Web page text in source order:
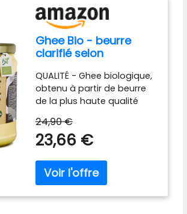
Ghee Bio - beurre
clarifié selon
ayurvédique -
uniquement à partir
du lait de vaches au
pâturage -
extrêmement
digestible sans
(500 g, Ghee)
QUALITÉ - Ghee biologique,
obtenu à partir de beurre
de la plus haute qualité
vaches élevées à pâturage.
Authentique, élaboré selon
la recette ayurvédique en
‘slow cooking’. Sans
conservateurs ni additifs.
Nourrissant et sain
24,90 €
23,66 €